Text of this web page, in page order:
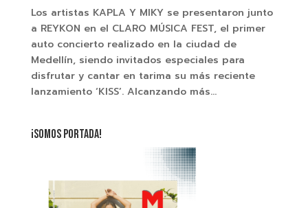
Los artistas KAPLA Y MIKY se presentaron junto
a REYKON en el CLARO MÚSICA FEST, el primer
auto concierto realizado en la ciudad de
Medellín, siendo invitados especiales para
disfrutar y cantar en tarima su más reciente
lanzamiento ‘KISS’. Alcanzando más...
¡SOMOS PORTADA!